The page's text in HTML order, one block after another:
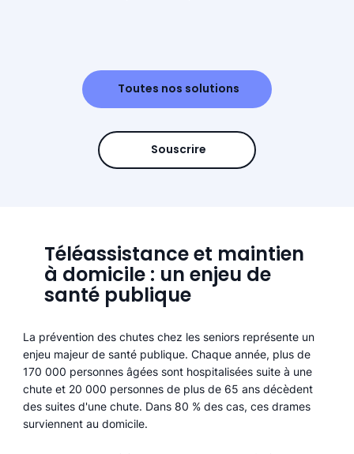
Toutes nos solutions
Souscrire
Téléassistance et maintien
à domicile : un enjeu de
santé publique
La prévention des chutes chez les seniors représente un
enjeu majeur de santé publique. Chaque année, plus de
170 000 personnes âgées sont hospitalisées suite à une
chute et 20 000 personnes de plus de 65 ans décèdent
des suites d'une chute. Dans 80 % des cas, ces drames
surviennent au domicile.